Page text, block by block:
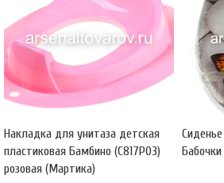
Накладка для унитаза детская
пластиковая Бамбино (С817РОЗ)
розовая (Мартика)
Бабочки